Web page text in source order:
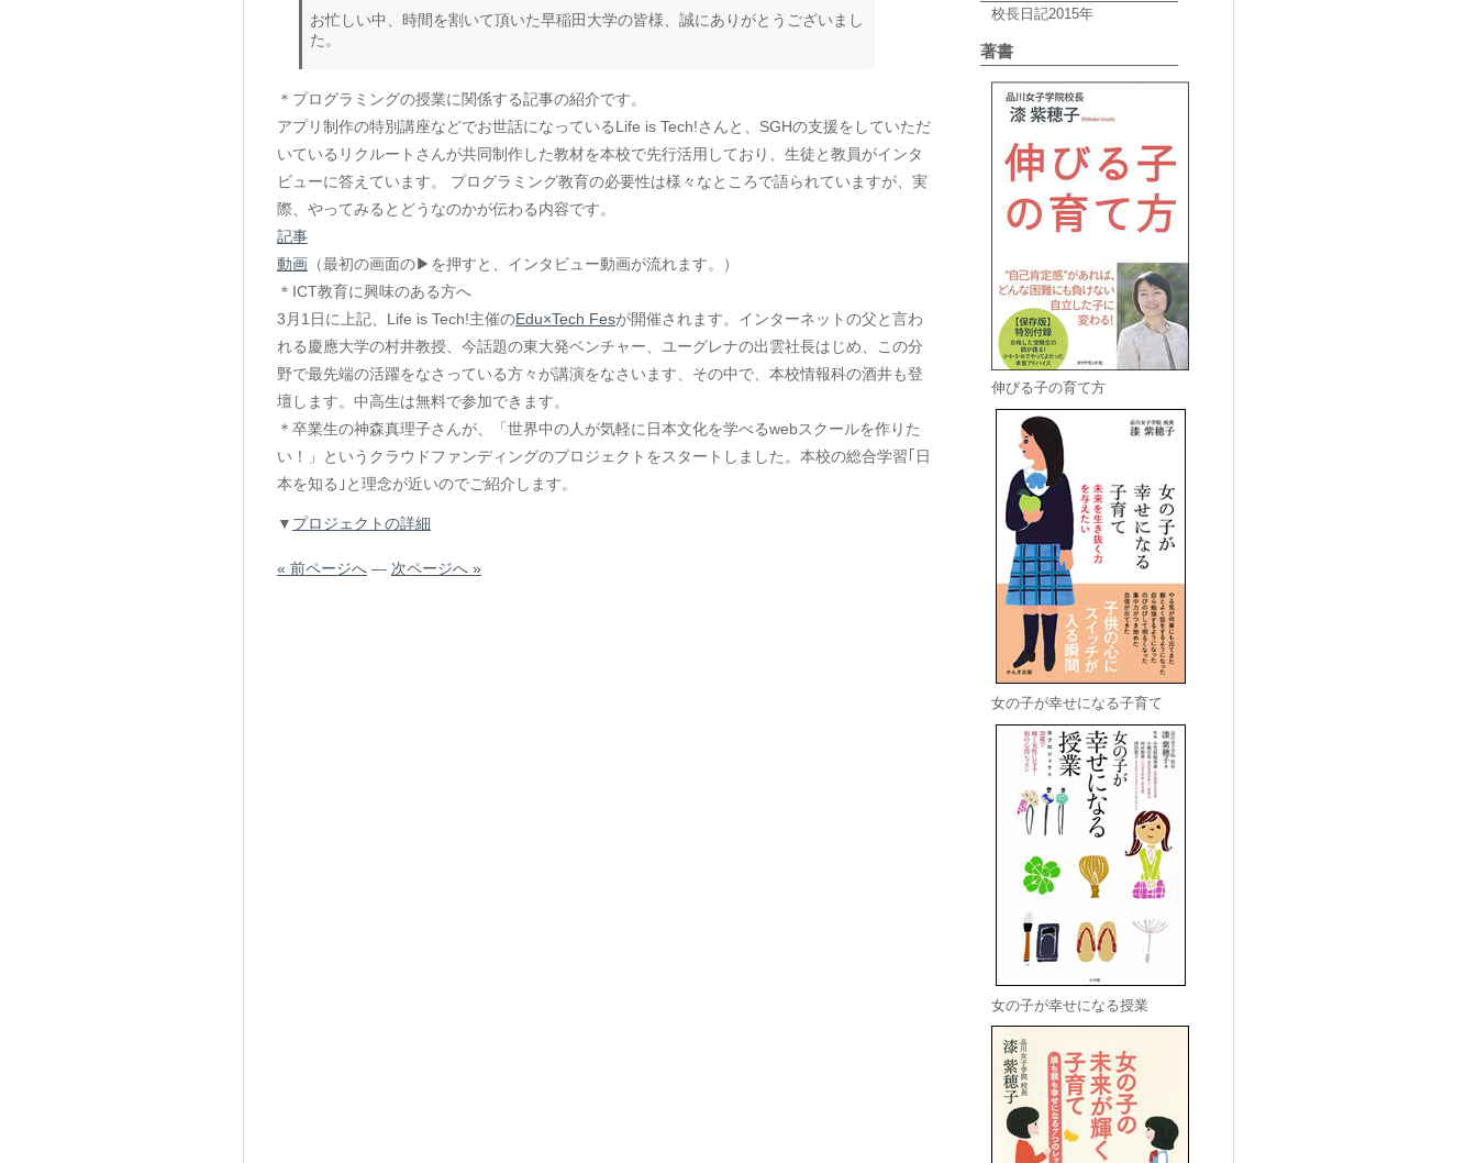
お忙しい中、時間を割いて頂いた早稲田大学の皆様、誠にありがとうございまし
た。
＊プログラミングの授業に関係する記事の紹介です。
アプリ制作の特別講座などでお世話になっているLife is Tech!さんと、SGHの支援をしていただ
いているリクルートさんが共同制作した教材を本校で先行活用しており、生徒と教員がインタ
ビューに答えています。 プログラミング教育の必要性は様々なところで語られていますが、実
際、やってみるとどうなのかが伝わる内容です。
記事
動画 （最初の画面の▶を押すと、インタビュー動画が流れます。）
＊ICT教育に興味のある方へ
3月1日に上記、Life is Tech!主催のEdu×Tech Fesが開催されます。インターネットの父と言わ
れる慶應大学の村井教授、今話題の東大発ベンチャー、ユーグレナの出雲社長はじめ、この分
野で最先端の活躍をなさっている方々が講演をなさいます、その中で、本校情報科の酒井も登
壇します。中高生は無料で参加できます。
＊卒業生の神森真理子さんが、「世界中の人が気軽に日本文化を学べるwebスクールを作りた
い！」というクラウドファンディングのプロジェクトをスタートしました。本校の総合学習｢日
本を知る｣と理念が近いのでご紹介します。
▼ プロジェクトの詳細
« 前ページへ — 次ページへ »
校長日記2015年
著書
伸びる子の育て方
女の子が幸せになる子育て
女の子が幸せになる授業